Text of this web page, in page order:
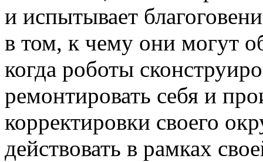
и испытывает
в том, к чему они могут
когда роботы
ремонтировать себя и
корректировки своего
действовать в рамках